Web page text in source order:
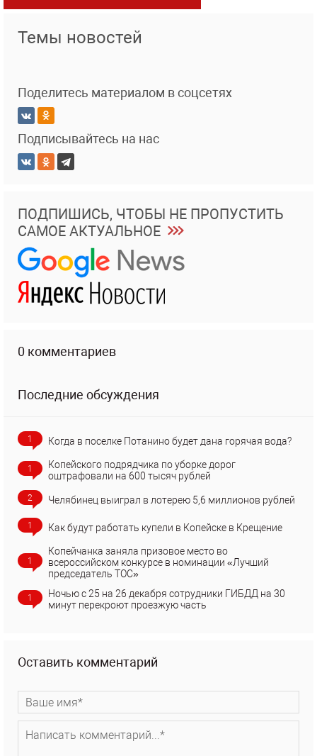
Темы новостей
Поделитесь материалом в соцсетях
Подписывайтесь на нас
ПОДПИШИСЬ, ЧТОБЫ НЕ ПРОПУСТИТЬ
САМОЕ АКТУАЛЬНОЕ
0 комментариев
Последние обсуждения
1 Когда в поселке Потанино будет дана горячая вода?
1
Копейского подрядчика по уборке дорог
оштрафовали на 600 тысяч рублей
2 Челябинец выиграл в лотерею 5,6 миллионов рублей
1 Как будут работать купели в Копейске в Крещение
1
Копейчанка заняла призовое место во
всероссийском конкурсе в номинации «Лучший
председатель ТОС»
1
Ночью с 25 на 26 декабря сотрудники ГИБДД на 30
минут перекроют проезжую часть
Оставить комментарий